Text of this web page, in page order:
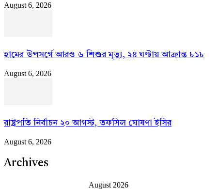
August 6, 2026
হামের উপসর্গে আরও ৬ শিশুর মৃত্যু, ২৪ ঘণ্টায় আক্রান্ত ৮১৮
August 6, 2026
রাষ্ট্রপতি নির্বাচন ২০ আগস্ট, তফসিল ঘোষণা ইসির
August 6, 2026
Archives
August 2026